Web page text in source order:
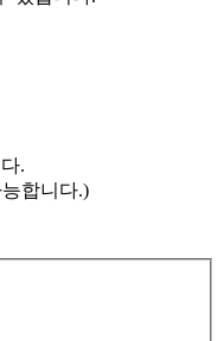
.
합니다.)